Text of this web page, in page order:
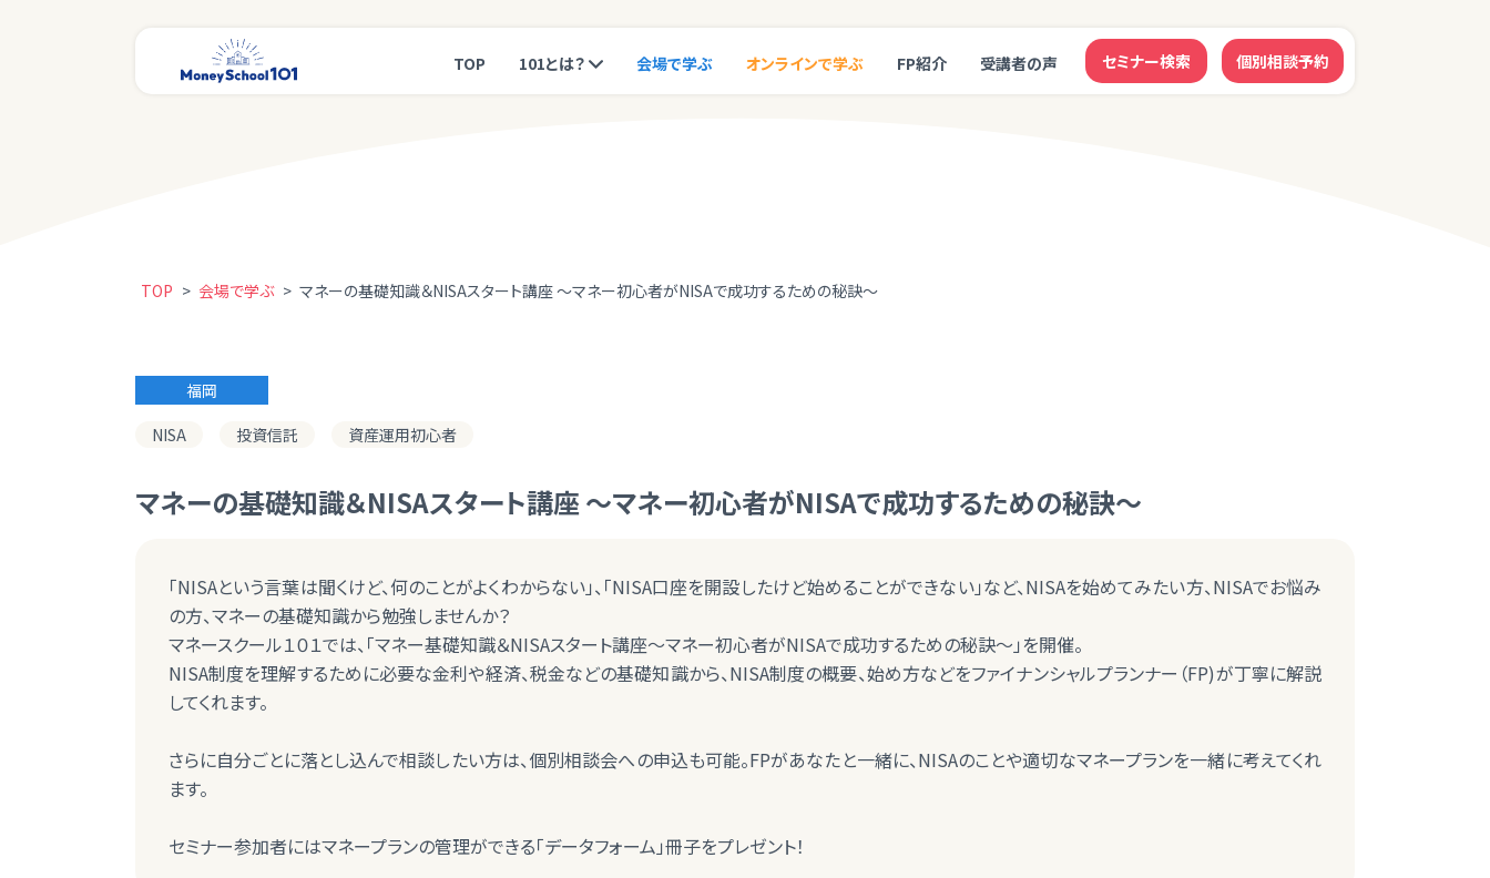
TOP 101とは？ 会場で学ぶ オンラインで学ぶ FP紹介 受講者の声 セミナー検索 個別相談予約
TOP > 会場で学ぶ > マネーの基礎知識＆NISAスタート講座 ～マネー初心者がNISAで成功するための秘訣～
福岡
NISA
投資信託 資産運用初心者
マネーの基礎知識＆NISAスタート講座 ～マネー初心者がNISAで成功するための秘訣～
「NISAという言葉は聞くけど、何のことがよくわからない」、「NISA口座を開設したけど始めることができない」など、NISAを始めてみたい方、NISAでお悩み
の方、マネーの基礎知識から勉強しませんか？
マネースクール１０１では、「マネー基礎知識＆NISAスタート講座～マネー初心者がNISAで成功するための秘訣～」を開催。
NISA制度を理解するために必要な金利や経済、税金などの基礎知識から、NISA制度の概要、始め方などをファイナンシャルプランナー（FP)が丁寧に解説
してくれます。
さらに自分ごとに落とし込んで相談したい方は、個別相談会への申込も可能。FPがあなたと一緒に、NISAのことや適切なマネープランを一緒に考えてくれ
ます。
セミナー参加者にはマネープランの管理ができる「データフォーム」冊子をプレゼント！